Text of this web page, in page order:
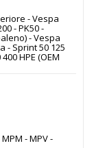
- Vespa
- PK50 -
- Vespa
- Sprint 50 125
HPE (OEM
- MPV -